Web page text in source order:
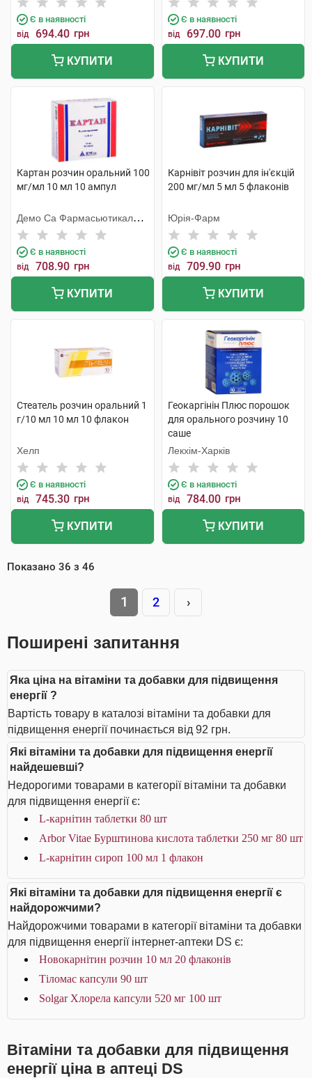
Є в наявності
від 694.40 грн
КУПИТИ
Є в наявності
від 697.00 грн
КУПИТИ
Картан розчин оральний 100
мг/мл 10 мл 10 ампул
Демо Са Фармасьютикал
Індастрі
Є в наявності
від 708.90 грн
КУПИТИ
Карнівіт розчин для ін'єкцій
200 мг/мл 5 мл 5 флаконів
Юрія-Фарм
Є в наявності
від 709.90 грн
КУПИТИ
Стеатель розчин оральний 1
г/10 мл 10 мл 10 флакон
Хелп
Є в наявності
від 745.30 грн
КУПИТИ
Геокаргінін Плюс порошок
для орального розчину 10
саше
Лекхім-Харків
Є в наявності
від 784.00 грн
КУПИТИ
Показано 36 з 46
1 2 ›
Поширені запитання
Яка ціна на вітаміни та добавки для підвищення
енергії ?
Вартість товару в каталозі вітаміни та добавки для
підвищення енергії починається від 92 грн.
Які вітаміни та добавки для підвищення енергії
найдешевші?
Недорогими товарами в категорії вітаміни та добавки
для підвищення енергії є:
L-карнітин таблетки 80 шт
Arbor Vitae Бурштинова кислота таблетки 250 мг 80 шт
L-карнітин сироп 100 мл 1 флакон
Які вітаміни та добавки для підвищення енергії є
найдорожчими?
Найдорожчими товарами в категорії вітаміни та добавки
для підвищення енергії інтернет-аптеки DS є:
Новокарнітин розчин 10 мл 20 флаконів
Тіломас капсули 90 шт
Solgar Хлорела капсули 520 мг 100 шт
Вітаміни та добавки для підвищення
енергії ціна в аптеці DS